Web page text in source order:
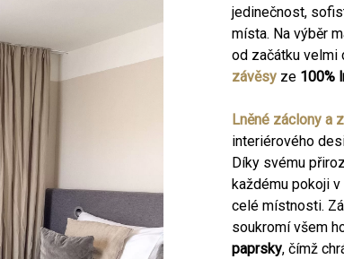
jedinečnost,
místa. Na výběr
od začátku velmi
závěsy ze 100%
Lněné záclony a
interiérového
Díky svému
každému pokoji
celé místnosti.
soukromí všem
paprsky, čímž